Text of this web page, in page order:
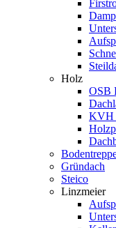
Holz
OSB
KVH
Gründach
Steico
Linzmeier